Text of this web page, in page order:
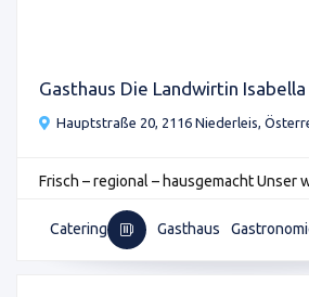
Gasthaus Die Landwirtin
Hauptstraße 20, 2116 Niederleis,
Frisch – regional – hausgemacht Unser
Catering Gasthaus